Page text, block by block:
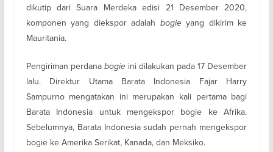
dikutip dari Suara Merdeka edisi 21 Desember 2020,
komponen yang diekspor adalah bogieyang dikirim ke
Mauritania.
Pengiriman perdana bogieini dilakukan pada 17 Desember
lalu. Direktur Utama Barata Indonesia Fajar Harry
Sampurno mengatakan ini merupakan kali pertama bagi
Barata Indonesia untuk mengekspor bogie ke Afrika.
Sebelumnya, Barata Indonesia sudah pernah mengekspor
bogie ke Amerika Serikat, Kanada, dan Meksiko.